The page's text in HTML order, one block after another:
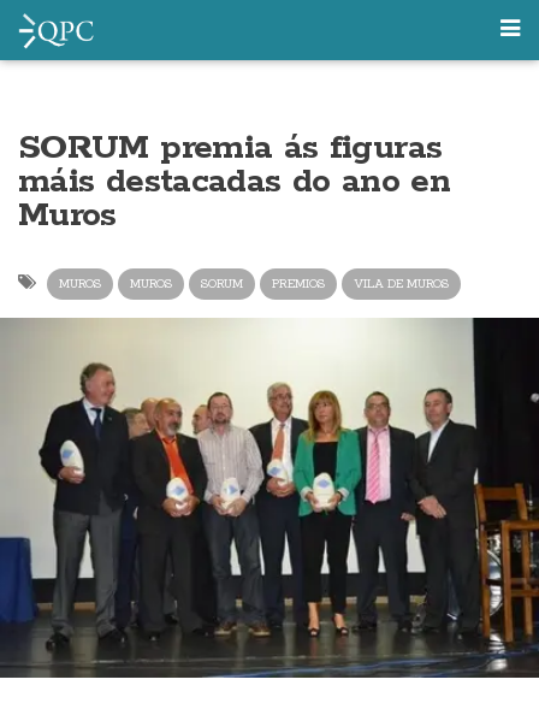
SORUM premia ás figuras
máis destacadas do ano en
Muros
MUROS MUROS SORUM PREMIOS VILA DE MUROS